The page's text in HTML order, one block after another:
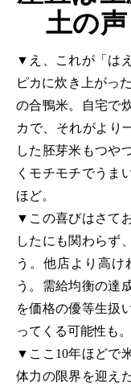
土の声
▼え、これが「はえぬき」？と驚くほど、つやつやピカ
ピカに炊き上がっ
の合鴨米。自宅で
カで、それがより
した胚芽米もつや
くモチモチでうま
ほど。
▼この喜びはさて
したにも関わらず
う。他店より高け
う。需給均衡の達
を価格の優等生扱
ってくる可能性も。
▼ここ10年ほどで
体力の限界を迎え